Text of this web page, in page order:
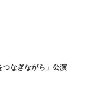
つなぎながら」公演